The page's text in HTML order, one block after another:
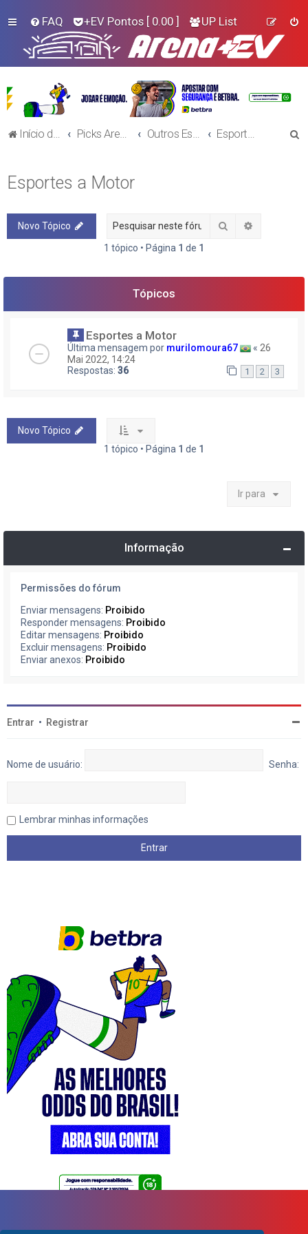
FAQ +EV Pontos [ 0.00 ] UP List
Início do Fórum!
Esportes a Motor
Novo Tópico Pesquisar
1 tópico • Página 1 de 1
Tópicos
Esportes a Motor
Última mensagem por murilomoura67 « 26
Mai 2022, 14:24
Respostas: 36 1 2 3
Novo Tópico
1 tópico • Página 1 de 1
Ir para
Informação
Permissões do fórum
Enviar mensagens: Proibido
Responder mensagens: Proibido
Editar mensagens: Proibido
Excluir mensagens: Proibido
Enviar anexos: Proibido
Entrar • Registrar
Nome de usuário: Senha:
Lembrar minhas informações